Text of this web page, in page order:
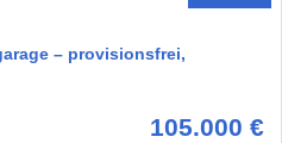
– provisionsfrei,
105.000 €